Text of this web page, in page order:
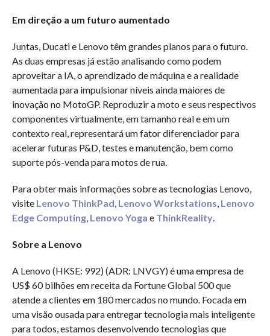
Em direção a um futuro aumentado
Juntas, Ducati e Lenovo têm grandes planos para o futuro.
As duas empresas já estão analisando como podem
aproveitar a IA, o aprendizado de máquina e a realidade
aumentada para impulsionar níveis ainda maiores de
inovação no MotoGP. Reproduzir a moto e seus respectivos
componentes virtualmente, em tamanho real e em um
contexto real, representará um fator diferenciador para
acelerar futuras P&D, testes e manutenção, bem como
suporte pós-venda para motos de rua.
Para obter mais informações sobre as tecnologias Lenovo,
visite Lenovo ThinkPad Lenovo Workstations Lenovo
Edge Computing, Lenovo Yoga e ThinkReality.
Sobre a Lenovo
A Lenovo (HKSE: 992) (ADR: LNVGY) é uma empresa de
US$ 60 bilhões em receita da Fortune Global 500 que
atende a clientes em 180 mercados no mundo. Focada em
uma visão ousada para entregar tecnologia mais inteligente
para todos, estamos desenvolvendo tecnologias que